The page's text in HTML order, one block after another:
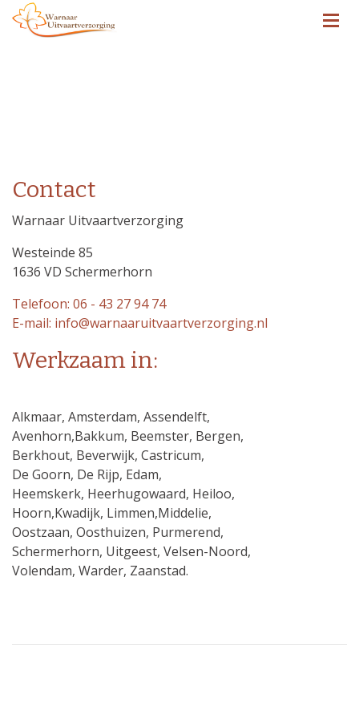
Contact
Warnaar Uitvaartverzorging
Westeinde 85
1636 VD Schermerhorn
Telefoon: 06 - 43 27 94 74
E-mail: info@warnaaruitvaartverzorging.nl
Werkzaam in:
Alkmaar, Amsterdam, Assendelft,
Avenhorn,Bakkum, Beemster, Bergen,
Berkhout, Beverwijk, Castricum,
De Goorn, De Rijp, Edam,
Heemskerk, Heerhugowaard, Heiloo,
Hoorn,Kwadijk, Limmen,Middelie,
Oostzaan, Oosthuizen, Purmerend,
Schermerhorn, Uitgeest, Velsen-Noord,
Volendam, Warder, Zaanstad.